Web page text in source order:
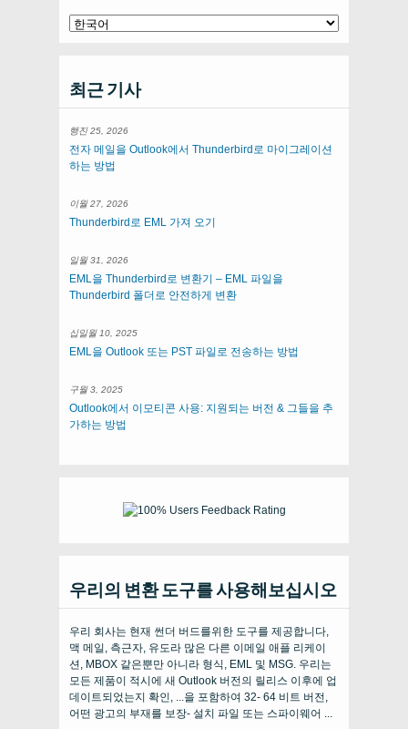
최근 기사
행진 25, 2026
전자 메일을 Outlook에서 Thunderbird로 마이그레이션
하는 방법
이월 27, 2026
Thunderbird로 EML 가져 오기
일월 31, 2026
EML을 Thunderbird로 변환기 – EML 파일을
Thunderbird 폴더로 안전하게 변환
십일월 10, 2025
EML을 Outlook 또는 PST 파일로 전송하는 방법
구월 3, 2025
Outlook에서 이모티콘 사용: 지원되는 버전 & 그들을 추
가하는 방법
우리의 변환 도구를 사용해보십시오
우리 회사는 현재 썬더 버드를위한 도구를 제공합니다,
맥 메일, 측근자, 유도라 많은 다른 이메일 애플 리케이
션, MBOX 같은뿐만 아니라 형식, EML 및 MSG. 우리는
모든 제품이 적시에 새 Outlook 버전의 릴리스 이후에 업
데이트되었는지 확인, ...을 포함하여 32- 64 비트 버전,
어떤 광고의 부재를 보장- 설치 파일 또는 스파이웨어 ...